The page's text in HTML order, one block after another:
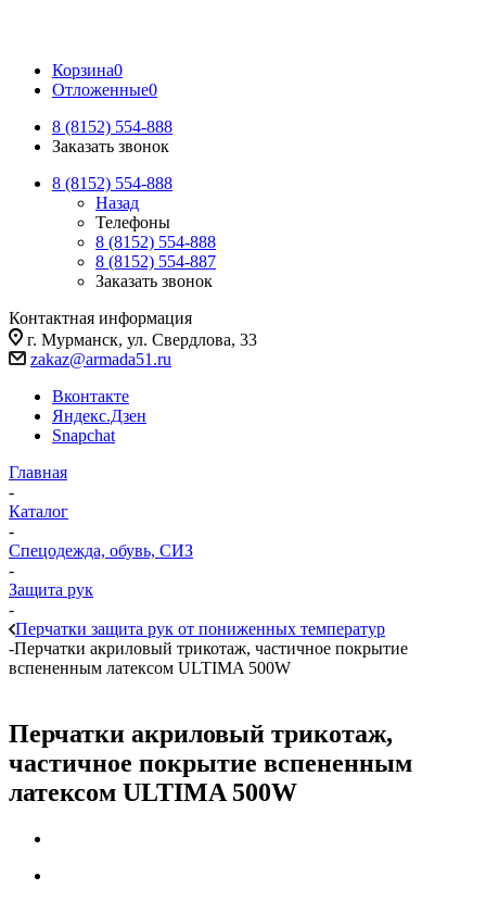
Корзина0
Отложенные0
8 (8152) 554-888
Заказать звонок
8 (8152) 554-888
Назад
Телефоны
8 (8152) 554-888
8 (8152) 554-887
Заказать звонок
Контактная информация
г. Мурманск, ул. Свердлова, 33
zakaz@armada51.ru
Вконтакте
Яндекс.Дзен
Snapchat
Главная
-
Каталог
-
Спецодежда, обувь, СИЗ
-
Защита рук
-
Перчатки защита рук от пониженных температур
-Перчатки акриловый трикотаж, частичное покрытие
вспененным латексом ULTIMA 500W
Перчатки акриловый трикотаж,
частичное покрытие вспененным
латексом ULTIMA 500W